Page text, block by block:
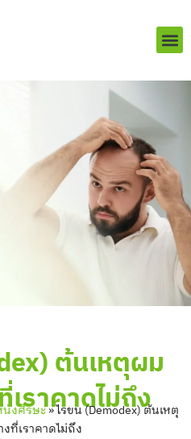
ต้นเหตุผม
ราคาดไม่ถึง
นังศีรษะ»ไรขน (Demodex) ต้นเหตุ
ที่เราคาดไม่ถึง